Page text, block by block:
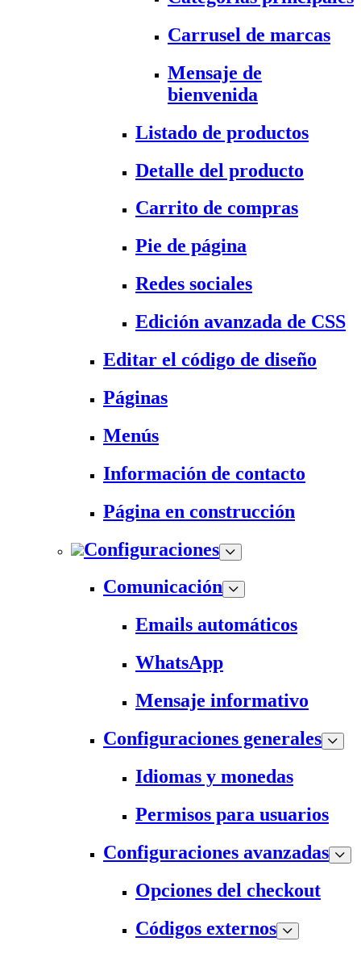
Carrusel de marcas
Mensaje de
bienvenida
Listado de productos
Detalle del producto
Carrito de compras
Pie de página
Redes sociales
Edición avanzada de CSS
Editar el código de diseño
Páginas
Menús
Información de contacto
Página en construcción
Configuraciones
Comunicación
Emails automáticos
WhatsApp
Mensaje informativo
Configuraciones generales
Idiomas y monedas
Permisos para usuarios
Configuraciones avanzadas
Opciones del checkout
Códigos externos